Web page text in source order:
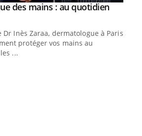
des mains : au quotidien
Dr Inès Zaraa, dermatologue à Paris,
protéger vos mains au
...